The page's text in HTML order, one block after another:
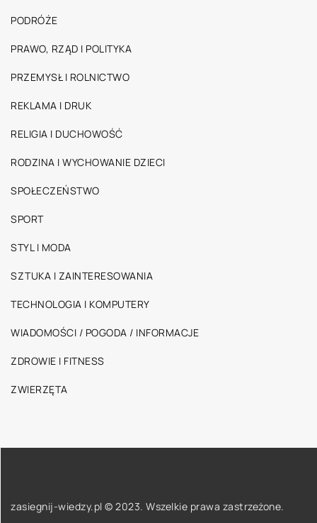
PODRÓŻE
PRAWO, RZĄD I POLITYKA
PRZEMYSŁ I ROLNICTWO
REKLAMA I DRUK
RELIGIA I DUCHOWOŚĆ
RODZINA I WYCHOWANIE DZIECI
SPOŁECZEŃSTWO
SPORT
STYL I MODA
SZTUKA I ZAINTERESOWANIA
TECHNOLOGIA I KOMPUTERY
WIADOMOŚCI / POGODA / INFORMACJE
ZDROWIE I FITNESS
ZWIERZĘTA
zasiegnij-wiedzy.pl © 2023. Wszelkie prawa zastrzeżone.